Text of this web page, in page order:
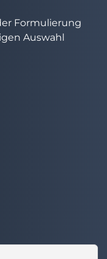
Formulierung
Auswahl